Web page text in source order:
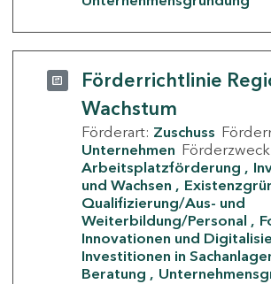
Förderrichtlinie
Wachstum
Förderart: Zuschuss
Unternehmen
Arbeitsplatzförderung
und Wachsen
Qualifizierung/Aus- und
Weiterbildung/Personal
Innovationen und
Investitionen in
Beratung